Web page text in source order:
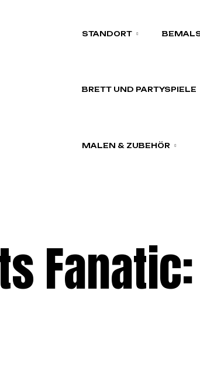
STANDORT
BRETT UND PARTYSPIELE
MALEN & ZUBEHÖR